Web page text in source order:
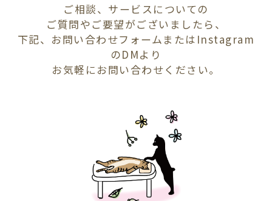
ご相談、サービスについての
ご質問やご要望がございましたら、
下記、お問い合わせフォームまたはInstagram
のDMより
お気軽にお問い合わせください。